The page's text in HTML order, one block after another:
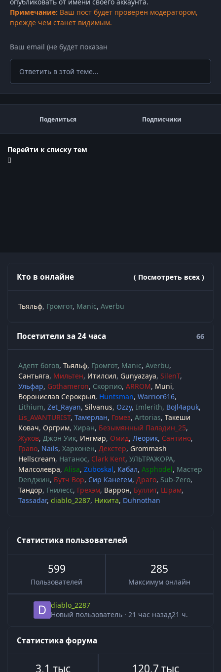
Примечание: Ваш пост будет проверен модератором,
прежде чем станет видимым.
Ответить в этой теме...
Поделиться Подписчики
Перейти к списку тем
Кто в онлайне ( Посмотреть всех )
Тьяльф Громгот Manic Averbu
Посетители за 24 часа 66
Адепт богов Тьяльф Громгот Manic Averbu
Сантьяга Мильтен Итилсил Gunyazaya SilenT
Ульфар Gothameron Скорпио ARROM Muni
Воронислав Серокрыл Huntsman Warrior616
Lithium Zet_Rayan Silvanus Ozzy Imlerith BoJl4apuk
Lis_AVANTURIST Тамерлан Гомез Artorias Такеши
Ковач Оргрим Хиран Безымянный Паладин_25
Жуков Джон Уик Ингмар Омид Леорик Сантино
Граво Nails Харконен Декстер Grommash
Hellscream Натанос Clark Kent УЛЬТРАЖОРА
Малсолевра Alisa Zuboskal Кабал Asphodel Мастер
Denджин Бутч Вор Сир Канегем Драго Sub-Zero
Тандор Гнилесс Грехэм Варрон Буллит Шрам
Tassadar diablo_2287 Никита Duhnothan
Статистика пользователей
599
Пользователей
285
Максимум онлайн
diablo_2287
Новый пользователь · 21 час назад21 ч.
Статистика форума
3,1 тыс 120,7 тыс